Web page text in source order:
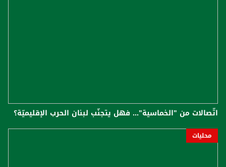
اتّصالات من "الخماسية"... فهل يتجنّب لبنان الحرب الإقليميّة؟
محليات